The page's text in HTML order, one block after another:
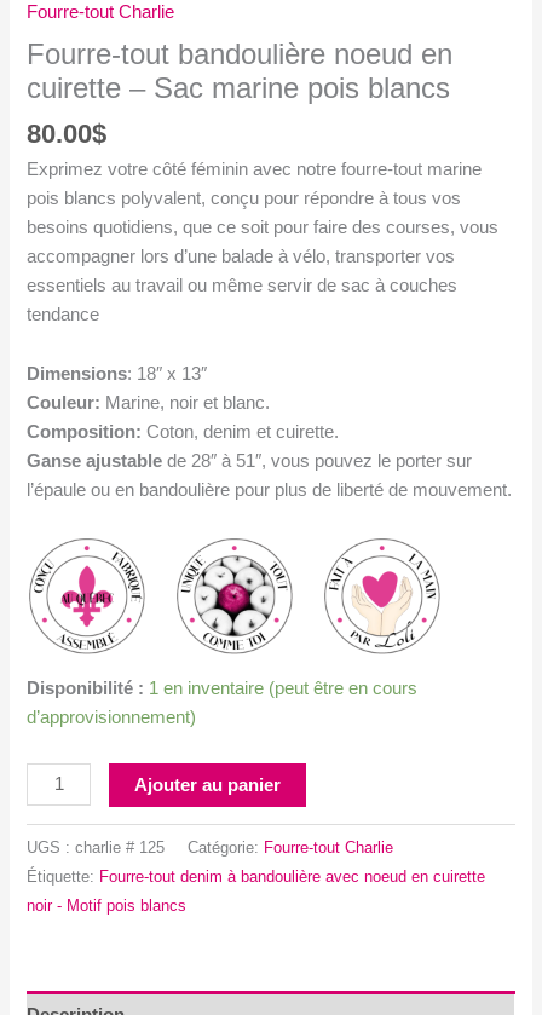
Fourre-tout Charlie
Fourre-tout bandoulière noeud en
cuirette – Sac marine pois blancs
80.00$
Exprimez votre côté féminin avec notre fourre-tout marine
pois blancs polyvalent, conçu pour répondre à tous vos
besoins quotidiens, que ce soit pour faire des courses, vous
accompagner lors d’une balade à vélo, transporter vos
essentiels au travail ou même servir de sac à couches
tendance
Dimensions: 18″ x 13″
Couleur: Marine, noir et blanc.
Composition:Coton, denim et cuirette.
Ganse ajustable de 28″ à 51″, vous pouvez le porter sur
l’épaule ou en bandoulière pour plus de liberté de mouvement.
Disponibilité : 1 en inventaire (peut être en cours
d’approvisionnement)
quantité
de
tout
-
Ajouter au panier
UGS :charlie # 125 Catégorie: Fourre-tout Charlie
Étiquette: Fourre-tout denim à bandoulière avec noeud en cuirette
noir - Motif pois blancs